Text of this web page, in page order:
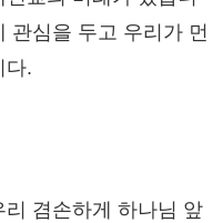
관심을 두고 우리가 먼
다.
겸손하게 하나님 앞